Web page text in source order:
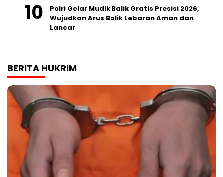
Polri Gelar Mudik Balik Gratis Presisi 2026,
Wujudkan Arus Balik Lebaran Aman dan
Lancar
BERITA HUKRIM